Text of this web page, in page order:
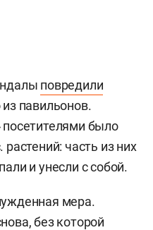
повредили
павильонов.
посетителями было
часть из них
и унесли с собой.
мера.
без которой